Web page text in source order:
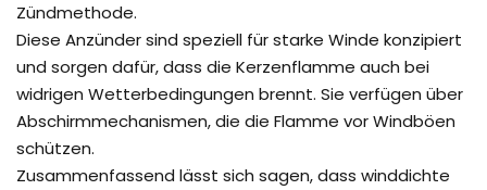
Zündmethode.
Diese Anzünder sind speziell für starke Winde konzipiert
und sorgen dafür, dass die Kerzenflamme auch bei
widrigen Wetterbedingungen brennt. Sie verfügen über
Abschirmmechanismen, die die Flamme vor Windböen
schützen.
Zusammenfassend lässt sich sagen, dass winddichte